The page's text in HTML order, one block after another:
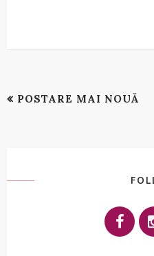
POSTARE MAI NOUĂ